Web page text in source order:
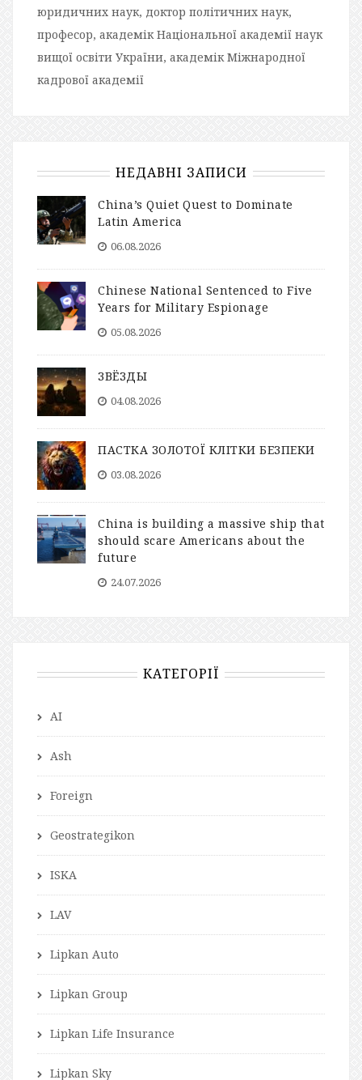
юридичних наук, доктор політичних наук,
професор, академік Національної академії наук
вищої освіти України, академік Міжнародної
кадрової академії
НЕДАВНІ ЗАПИСИ
China’s Quiet Quest to Dominate
Latin America
06.08.2026
Chinese National Sentenced to Five
Years for Military Espionage
05.08.2026
ЗВЁЗДЫ
04.08.2026
ПАСТКА ЗОЛОТОЇ КЛІТКИ БЕЗПЕКИ
03.08.2026
China is building a massive ship that
should scare Americans about the
future
24.07.2026
КАТЕГОРІЇ
AI
Ash
Foreign
Geostrategikon
ISKA
LAV
Lipkan Auto
Lipkan Group
Lipkan Life Insurance
Lipkan Sky